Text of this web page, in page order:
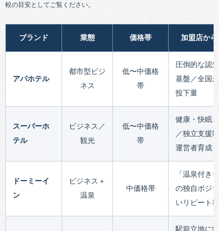
較の目安としてご覧ください。
ブランド 業態 価格帯 加盟店か
アパホテル
都市型ビジ
ネス
低〜中価格
帯
圧倒的な認
基盤／全国
投下量
スーパーホ
テル
ビジネス／
観光
低〜中価格
帯
健康・快眠
／独立支援
運営者育成
ドーミーイ
ン
ビジネス＋
温泉
中価格帯
「温泉付き
の独自ポジ
いリピート
駅前立地に